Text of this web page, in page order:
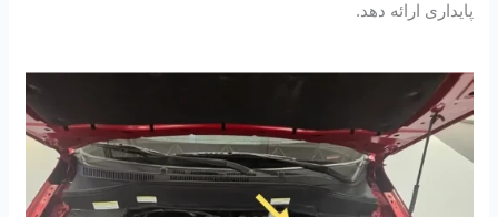
پایداری ارائه دهد.